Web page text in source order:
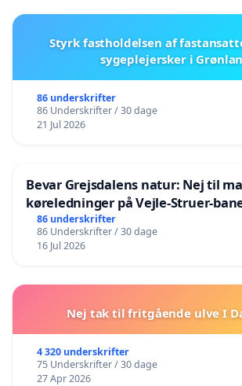
Styrk fastholdelsen af
sygeplejersker i
86 underskrifter
86 Underskrifter / 30 dage
21 Jul 2026
Bevar Grejsdalens natur: Nej til
køreledninger på Vejle-Struer-
86 underskrifter
86 Underskrifter / 30 dage
16 Jul 2026
Nej tak til fritgående ulve I
4 320 underskrifter
75 Underskrifter / 30 dage
27 Apr 2026